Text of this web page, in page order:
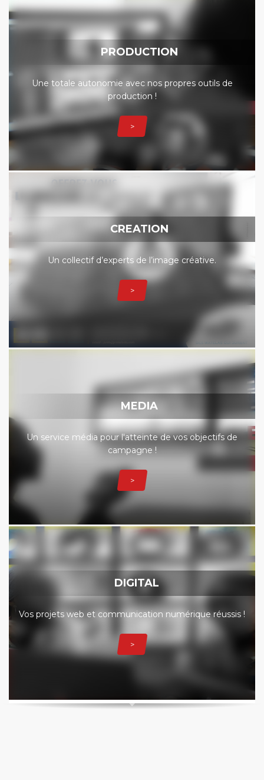
PRODUCTION
Une totale autonomie avec nos propres outils de
production !
>
CREATION
Un collectif d’experts de l’image créative.
>
MEDIA
Un service média pour l'atteinte de vos objectifs de
campagne !
>
DIGITAL
Vos projets web et communication numérique réussis !
>